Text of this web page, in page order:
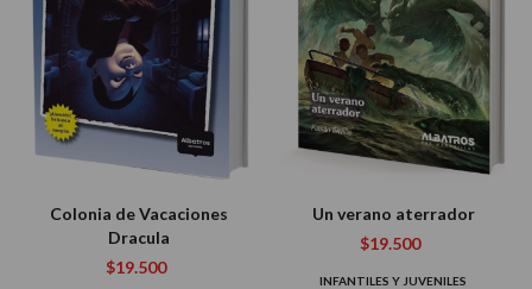
Colonia de Vacaciones
Dracula
$19.500
Un verano aterrador
$19.500
INFANTILES Y JUVENILES